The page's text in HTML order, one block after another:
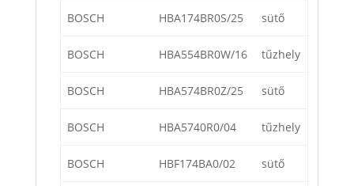
BOSCH HBA174BR0S/25 sütő
BOSCH HBA554BR0W/16 tűzhely
BOSCH HBA574BR0Z/25 sütő
BOSCH HBA5740R0/04 tűzhely
BOSCH HBF174BA0/02 sütő